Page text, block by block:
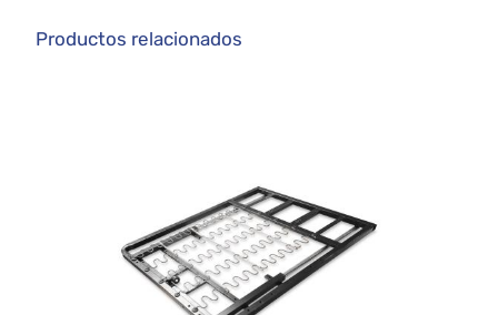
Productos relacionados